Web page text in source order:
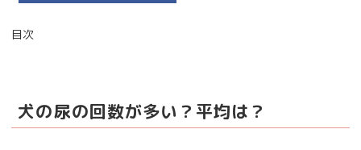
目次
犬の尿の回数が多い？平均は？